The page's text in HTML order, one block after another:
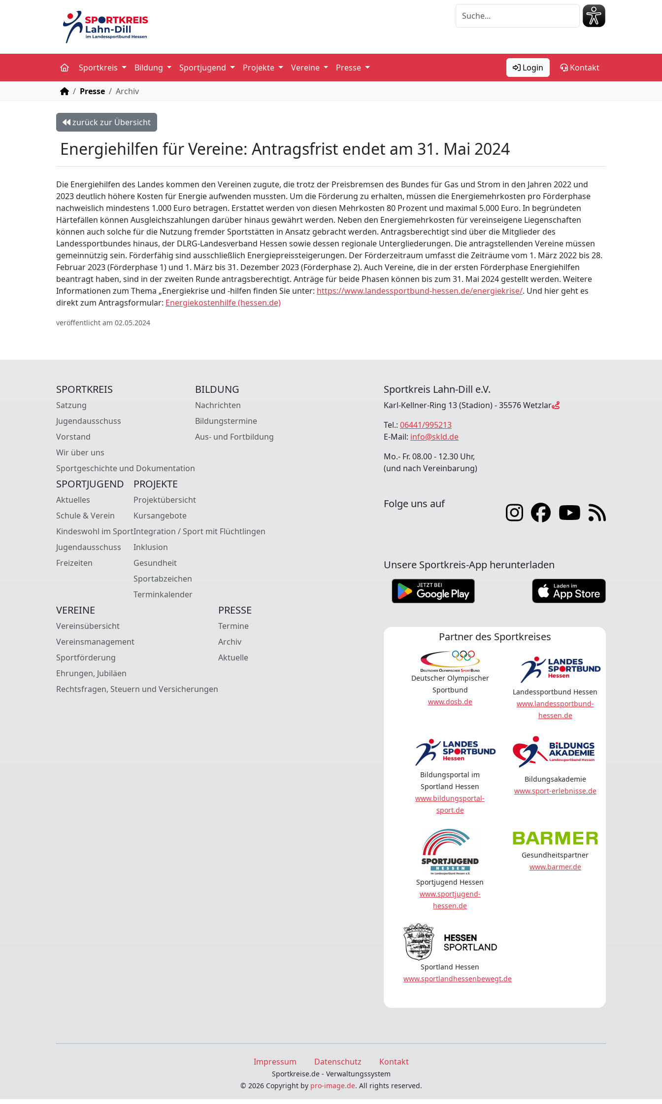
Sportkreis Bildung Sportjugend Projekte Vereine Presse Login Kontakt
STARTSEITE
Presse Archiv
zurück zur Übersicht
Energiehilfen für Vereine: Antragsfrist endet am 31. Mai 2024
Die Energiehilfen des Landes kommen den Vereinen zugute, die trotz der Preisbremsen des Bundes für Gas und Strom in den Jahren 2022 und
2023 deutlich höhere Kosten für Energie aufwenden mussten. Um die Förderung zu erhalten, müssen die Energiemehrkosten pro Förderphase
nachweislich mindestens 1.000 Euro betragen. Erstattet werden von diesen Mehrkosten 80 Prozent und maximal 5.000 Euro. In begründeten
Härtefällen können Ausgleichszahlungen darüber hinaus gewährt werden. Neben den Energiemehrkosten für vereinseigene Liegenschaften
können auch solche für die Nutzung fremder Sportstätten in Ansatz gebracht werden. Antragsberechtigt sind über die Mitglieder des
Landessportbundes hinaus, der DLRG-Landesverband Hessen sowie dessen regionale Untergliederungen. Die antragstellenden Vereine müssen
gemeinnützig sein. Förderfähig sind ausschließlich Energiepreissteigerungen. Der Förderzeitraum umfasst die Zeiträume vom 1. März 2022 bis 28.
Februar 2023 (Förderphase 1) und 1. März bis 31. Dezember 2023 (Förderphase 2). Auch Vereine, die in der ersten Förderphase Energiehilfen
beantragt haben, sind in der zweiten Runde antragsberechtigt. Anträge für beide Phasen können bis zum 31. Mai 2024 gestellt werden. Weitere
Informationen zum Thema „Energiekrise und -hilfen finden Sie unter: https://www.landessportbund-hessen.de/energiekrise/. Und hier geht es
direkt zum Antragsformular: Energiekostenhilfe (hessen.de)
veröffentlicht am 02.05.2024
SPORTKREIS
Satzung
Jugendausschuss
Vorstand
Wir über uns
Sportgeschichte und Dokumentation
BILDUNG
Nachrichten
Bildungstermine
Aus- und Fortbildung
SPORTJUGEND
Aktuelles
Schule & Verein
Kindeswohl im Sport
Jugendausschuss
Freizeiten
PROJEKTE
Projektübersicht
Kursangebote
Integration / Sport mit Flüchtlingen
Inklusion
Gesundheit
Sportabzeichen
Terminkalender
VEREINE
Vereinsübersicht
Vereinsmanagement
Sportförderung
Ehrungen, Jubiläen
Rechtsfragen, Steuern und Versicherungen
PRESSE
Termine
Archiv
Aktuelle
Sportkreis Lahn-Dill e.V.
Karl-Kellner-Ring 13 (Stadion) - 35576 Wetzlar
Tel.: 06441/995213
E-Mail: info@skld.de
Mo.- Fr. 08.00 - 12.30 Uhr,
(und nach Vereinbarung)
Folge uns auf
Unsere Sportkreis-App herunterladen
Partner des Sportkreises
Deutscher Olympischer
Sportbund
www.dosb.de
Landessportbund Hessen
www.landessportbund-
hessen.de
Bildungsportal im
Sportland Hessen
www.bildungsportal-
sport.de
Bildungsakademie
www.sport-erlebnisse.de
Sportjugend Hessen
www.sportjugend-
hessen.de
Gesundheitspartner
www.barmer.de
Sportland Hessen
www.sportlandhessenbewegt.de
Impressum Datenschutz Kontakt
Sportkreise.de - Verwaltungssystem
© 2026 Copyright by pro-image.de. All rights reserved.